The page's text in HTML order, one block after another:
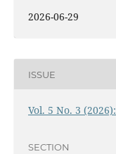
2026-06-29
ISSUE
Vol. 5 No. 3
SECTION